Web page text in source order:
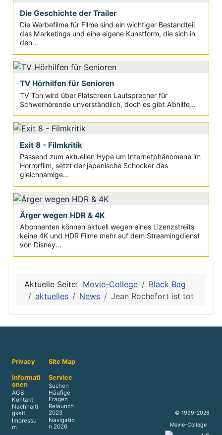
Die Geschichte der Trailer
Die Werbefilme für Filme sind ein wichtiger Bestandteil
des Marketings und eine eigene Kunstform, die sich in
den...
TV Hörhilfen für Senioren
TV Ton wird über Flatscreen Lautsprecher für
Schwerhörende unverständlich, doch es gibt Abhilfe...
Exit 8 - Filmkritik
Passend zum aktuellen Hype um Internetphänomene im
Horrorfilm, setzt der japanische Schocker das
gleichnamige...
Ärger wegen HDR & 4K
Abonnenten können aktuell wegen eines Lizenzstreits
keine 4K und HDR Filme mehr auf dem Streamingdienst
von Disney...
Aktuelle Seite: Movie-College
Black Bag
aktuelles
News Jean Rochefort ist tot
Privacy Site Map
Informati
onen
AGB
Kontakt
Nachhalti
gkeit
Impressu
m
Service
Suchen
Häufige
Fragen
Relaunch
2023
Navigatio
n 2026
© 1999-2026
Movie-College